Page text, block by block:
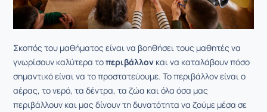
Σκοπός του μαθήματος είναι να βοηθήσει τους μαθητές να
γνωρίσουν καλύτερα τοπεριβάλλον και να καταλάβουν πόσο
σημαντικό είναι να το προστατεύουμε. Το περιβάλλον είναι ο
αέρας, το νερό, τα δέντρα, τα ζώα και όλα όσα μας
περιβάλλουν και μας δίνουν τη δυνατότητα να ζούμε μέσα σε